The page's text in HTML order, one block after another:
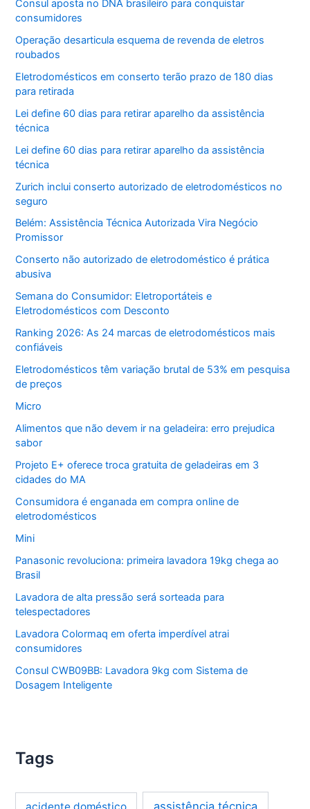
Consul aposta no DNA brasileiro para conquistar
consumidores
Operação desarticula esquema de revenda de eletros
roubados
Eletrodomésticos em conserto terão prazo de 180 dias
para retirada
Lei define 60 dias para retirar aparelho da assistência
técnica
Lei define 60 dias para retirar aparelho da assistência
técnica
Zurich inclui conserto autorizado de eletrodomésticos no
seguro
Belém: Assistência Técnica Autorizada Vira Negócio
Promissor
Conserto não autorizado de eletrodoméstico é prática
abusiva
Semana do Consumidor: Eletroportáteis e
Eletrodomésticos com Desconto
Ranking 2026: As 24 marcas de eletrodomésticos mais
confiáveis
Eletrodomésticos têm variação brutal de 53% em pesquisa
de preços
Micro
Alimentos que não devem ir na geladeira: erro prejudica
sabor
Projeto E+ oferece troca gratuita de geladeiras em 3
cidades do MA
Consumidora é enganada em compra online de
eletrodomésticos
Mini
Panasonic revoluciona: primeira lavadora 19kg chega ao
Brasil
Lavadora de alta pressão será sorteada para
telespectadores
Lavadora Colormaq em oferta imperdível atrai
consumidores
Consul CWB09BB: Lavadora 9kg com Sistema de
Dosagem Inteligente
Tags
assistência técnica